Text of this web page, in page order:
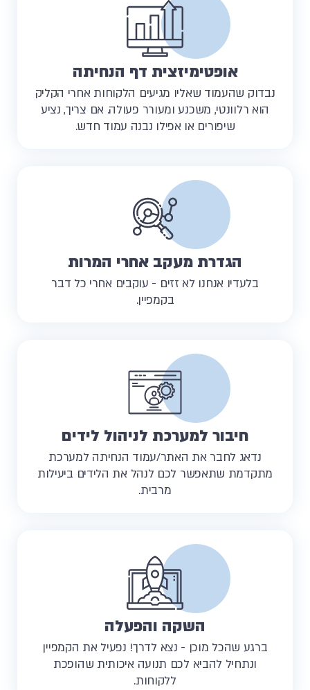
אופטימיזצית דף הנחיתה
נבדוק שהעמוד שאליו מגיעים הלקוחות אחרי הקליק
הוא רלוונטי, משכנע ומעורר פעולה. אם צריך, נציע
שיפורים או אפילו נבנה עמוד חדש.
הגדרת מעקב אחרי המרות
בלעדיו אנחנו לא זזים - עוקבים אחרי כל דבר
בקמפיין.
חיבור למערכת לניהול לידים
נדאג לחבר את האתר/עמוד הנחיתה למערכת
מתקדמת שתאפשר לכם לנהל את הלידים ביעילות
מרבית.
השקה והפעלה
ברגע שהכל מוכן - נצא לדרך! נפעיל את הקמפיין
ונתחיל להביא לכם תנועה איכותית שהופכת
ללקוחות.